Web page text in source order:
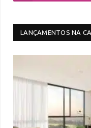
LANÇAMENTOS NA